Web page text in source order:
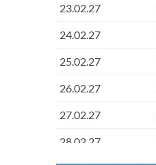
23.02.27
24.02.27
25.02.27
26.02.27
27.02.27
28.02.27